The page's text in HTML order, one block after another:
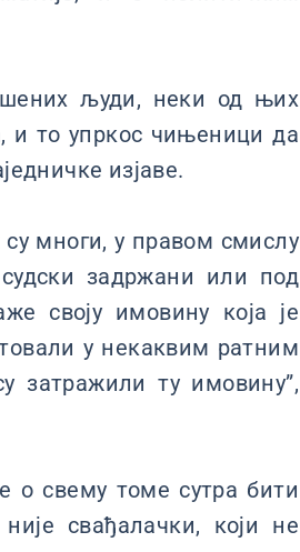
људи, неки од њих
и то упркос чињеници да
изјаве.
многи, у правом смислу
задржани или под
своју имовину која је
у некаквим ратним
затражили ту имовину”,
о свему томе сутра бити
свађалачки, који не